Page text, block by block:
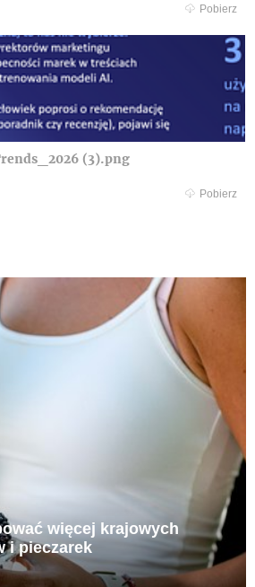
Pobierz
(3).png
Pobierz
więcej krajowych
i pieczarek